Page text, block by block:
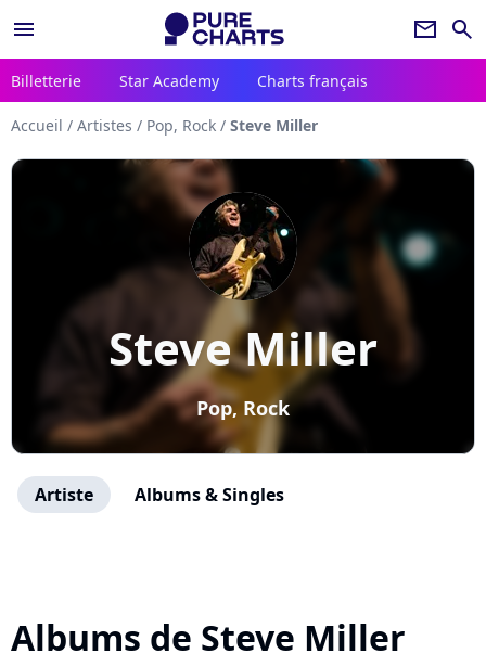
menu newsletter search
Billetterie Star Academy Charts français
Accueil / Artistes / Pop, Rock / Steve Miller
Steve Miller
Pop, Rock
Artiste Albums & Singles
Albums de Steve Miller